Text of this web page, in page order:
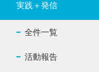
実践＋発信
全件一覧
活動報告